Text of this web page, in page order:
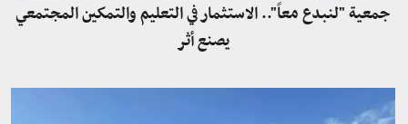
جمعية "لنبدع معاً".. الاستثمار في التعليم والتمكين المجتمعي
يصنع أثر